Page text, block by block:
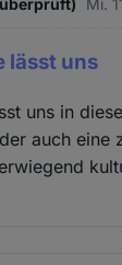
Mi.
lässt uns
uns in
auch eine